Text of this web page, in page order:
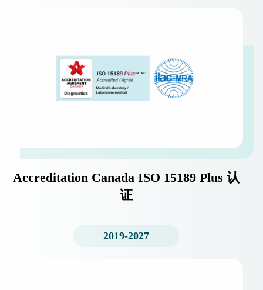
Accreditation Canada ISO 15189 Plus 认
证
2019-2027